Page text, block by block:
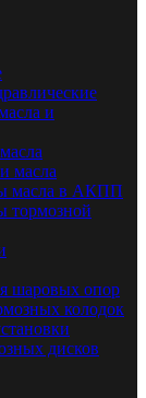
и
масла
масла в АКПП
тормозной
шаровых опор
колодок
дисков